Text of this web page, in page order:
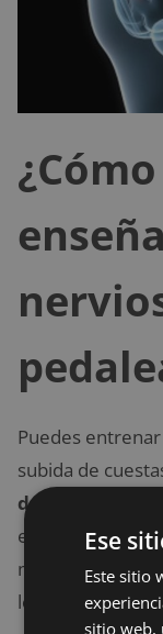
Puedes
subida de
de pedaleo
de
en bicicleta.
mediante
lo siguiente:
Ese
Este sitio
sitio web,